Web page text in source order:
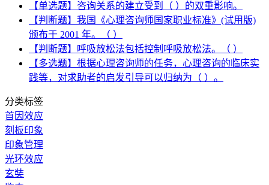
【单选题】咨询关系的建立受到（ ）的双重影响。
【判断题】我国《心理咨询师国家职业标准》(试用版)
颁布于 2001 年。（ ）
【判断题】呼吸放松法包括控制呼吸放松法。（ ）
【多选题】根据心理咨询师的任务，心理咨询的临床实
践等，对求助者的启发引导可以归纳为（ ）。
分类标签
首因效应
刻板印象
印象管理
光环效应
玄奘